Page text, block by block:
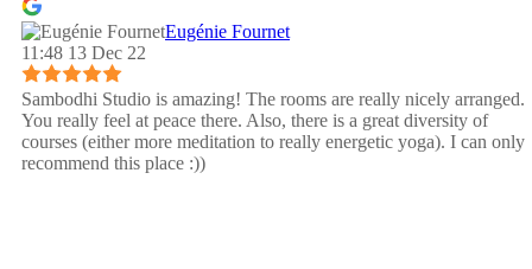
Eugénie Fournet
11:48 13 Dec 22
Sambodhi Studio is amazing! The rooms are really nicely arranged.
You really feel at peace there. Also, there is a great diversity of
courses (either more meditation to really energetic yoga). I can only
recommend this place :))